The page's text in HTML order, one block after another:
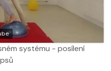
systému - posílení